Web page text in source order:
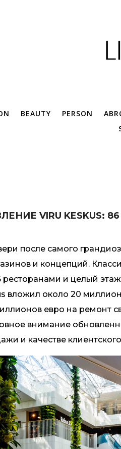
BEAUTY PERSON
VIRU KESKUS:
после самого
и концепций.
ресторанами и целый
вложил около 20
евро на ремонт
внимание
и качестве